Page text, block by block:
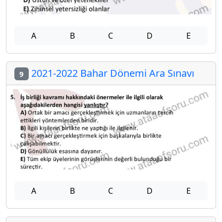
A B C D E
9 2021-2022 Bahar Dönemi Ara Sınavı
A B C D E